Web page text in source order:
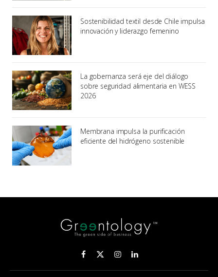
Sostenibilidad textil desde Chile impulsa
innovación y liderazgo femenino
La gobernanza será eje del diálogo
sobre seguridad alimentaria en WESS
2026
Membrana impulsa la purificación
eficiente del hidrógeno sostenible
Facebook
X
(Twitter)
InstagramLinkedIn